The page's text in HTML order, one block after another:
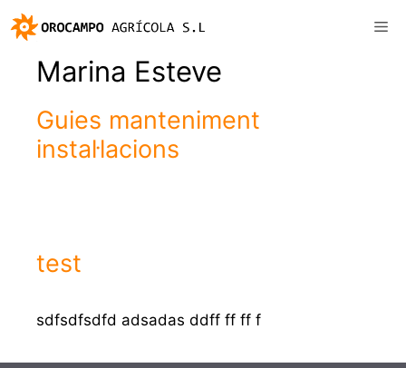
Vés
al
Marina Esteve
Guies manteniment
instal·lacions
test
sdfsdfsdfd adsadas ddff ff ff f